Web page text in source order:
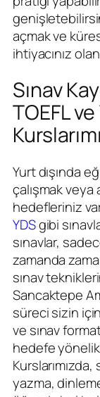
açmak ve
ihtiyacınız
Sınav
TOEFL ve
Yurt dışında
çalışmak
hedefleriniz
YDSgibi
sınavlar,
zamanda
sınav
Sancaktepe
süreci sizin
ve sınav
hedefe yönelik
yazma,